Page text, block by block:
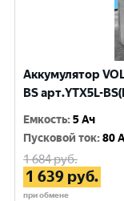
Аккумулятор
BS арт.YTX5L-
Емкость:5 Ач
Пусковой ток:80
1 684руб.
1 639 руб.
при обмене